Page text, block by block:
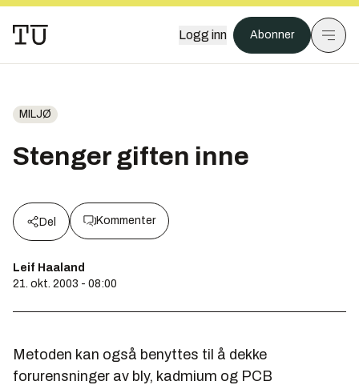
Logg inn Abonner
MILJØ
Stenger giften inne
Del Kommenter
Leif Haaland
21. okt. 2003 - 08:00
Metoden kan også benyttes til å dekke
forurensninger av bly, kadmium og PCB